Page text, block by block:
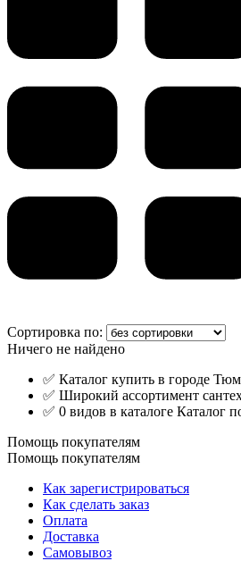
Сортировка по:
Ничего не найдено
✅ Каталог купить в городе
✅ Широкий ассортимент
✅ 0 видов в каталоге Каталог
Помощь покупателям
Помощь покупателям
Как зарегистрироваться
Как сделать заказ
Оплата
Доставка
Самовывоз